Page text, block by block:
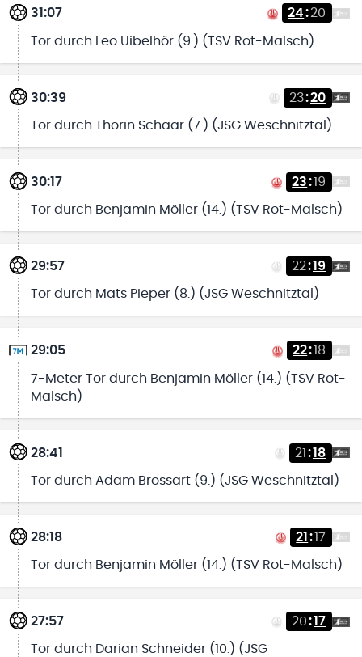
31:07 24:20
Tor durch Leo Uibelhör (9.) (TSV Rot-Malsch)
30:39 23:20
Tor durch Thorin Schaar (7.) (JSG Weschnitztal)
30:17 23:19
Tor durch Benjamin Möller (14.) (TSV Rot-Malsch)
29:57 22:19
Tor durch Mats Pieper (8.) (JSG Weschnitztal)
29:05 22:18
7-Meter Tor durch Benjamin Möller (14.) (TSV Rot-
Malsch)
28:41 21 :18
Tor durch Adam Brossart (9.) (JSG Weschnitztal)
28:18 21 :17
Tor durch Benjamin Möller (14.) (TSV Rot-Malsch)
27:57 20:17
Tor durch Darian Schneider (10.) (JSG